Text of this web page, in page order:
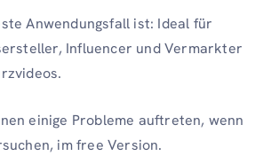
Anwendungsfall ist: Ideal für
Influencer und Vermarkter
einige Probleme auftreten, wenn
im free Version.